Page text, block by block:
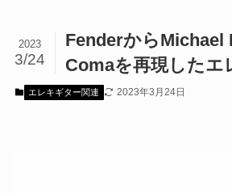
FenderからMichael
Comaを再現したエ
2023
3/24
エレキギター関連 2023年3月24日